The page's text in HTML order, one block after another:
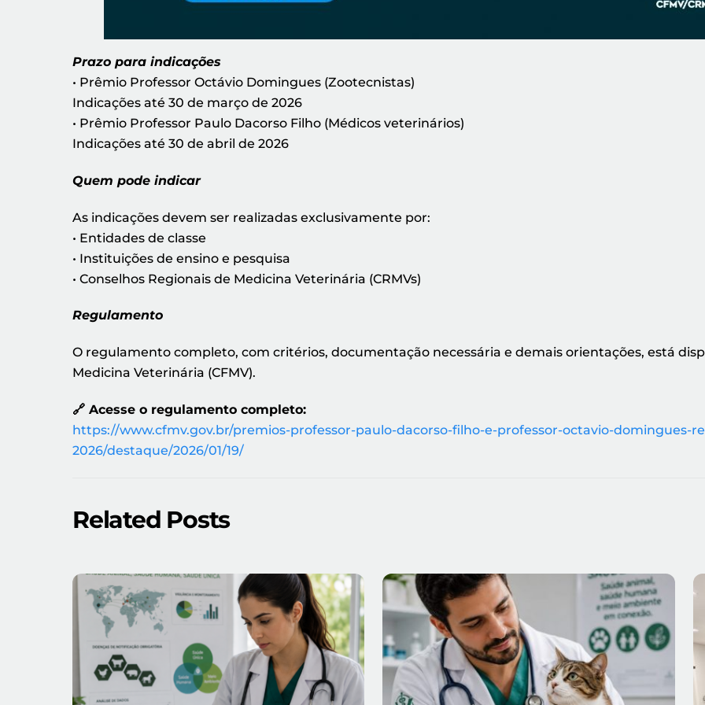
Prazo para indicações
• Prêmio Professor Octávio Domingues (Zootecnistas)
Indicações até 30 de março de 2026
• Prêmio Professor Paulo Dacorso Filho (Médicos veterinários)
Indicações até 30 de abril de 2026
Quem pode indicar
As indicações devem ser realizadas exclusivamente por:
• Entidades de classe
• Instituições de ensino e pesquisa
• Conselhos Regionais de Medicina Veterinária (CRMVs)
Regulamento
O regulamento completo, com critérios, documentação necessária e demais orientações, está
Medicina Veterinária (CFMV).
🔗 Acesse o regulamento completo:
https://www.cfmv.gov.br/premios-professor-paulo-dacorso-filho-e-professor-octavio-domingues-
2026/destaque/2026/01/19/
Related Posts